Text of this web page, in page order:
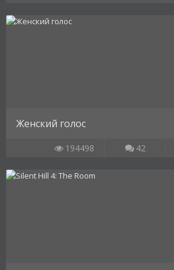
Женский голос
194498 42